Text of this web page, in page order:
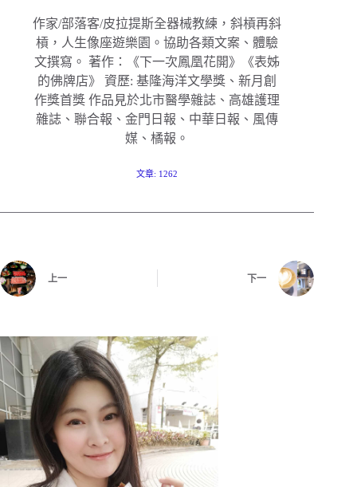
作家/部落客/皮拉提斯全器械教練，斜槓再斜
槓，人生像座遊樂園。協助各類文案、體驗
文撰寫。 著作：《下一次鳳凰花開》《表姊
的佛牌店》 資歷: 基隆海洋文學獎、新月創
作獎首獎 作品見於北市醫學雜誌、高雄護理
雜誌、聯合報、金門日報、中華日報、風傳
媒、橘報。
文章: 1262
上一 下一